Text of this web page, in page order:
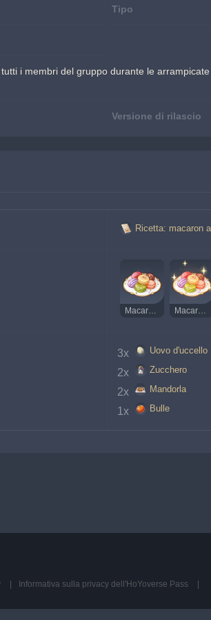
Tipo
i membri del gruppo durante le
Versione di rilascio
Ricetta: macaron
Macaron arcobaleno Macaron arcobaleno deliziosi
3x Uovo d'uccello
2x Zucchero
2x Mandorla
1x Bulle
Informativa sulla privacy dell'HoYoverse Pass